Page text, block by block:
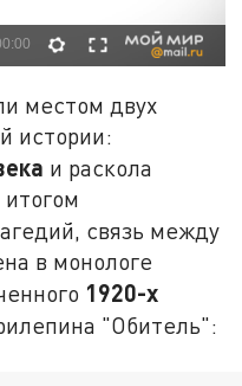
местом двух
истории:
и раскола
связь между
в монологе
1920-х
"Обитель":